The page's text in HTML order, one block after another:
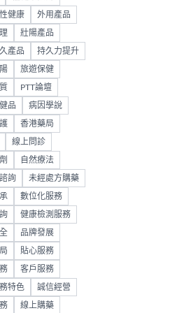
健康 外用產品
壯陽產品
產品 持久力提升
旅遊保健
PTT論壇
品 病因學說
香港藥局
線上問診
自然療法
詢 未經處方購藥
數位化服務
健康檢測服務
品牌發展
貼心服務
客戶服務
特色 誠信經營
線上購藥